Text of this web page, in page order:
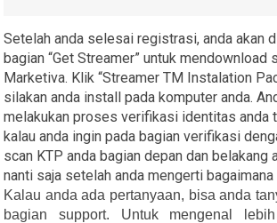
Setelah anda selesai registrasi, anda akan
bagian “Get Streamer” untuk mendownload
Marketiva. Klik “Streamer TM Instalation
silakan anda install pada komputer anda.
melakukan proses verifikasi identitas anda
kalau anda ingin pada bagian verifikasi
scan KTP anda bagian depan dan belakang
nanti saja setelah anda mengerti bagaimana
Kalau anda ada pertanyaan, bisa anda
bagian support. Untuk mengenal